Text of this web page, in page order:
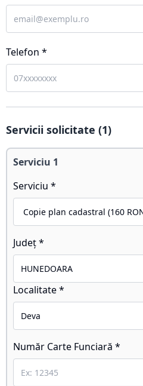
Telefon *
Servicii solicitate (1)
Serviciu 1
Serviciu *
Județ *
Localitate *
Număr Carte Funciară *